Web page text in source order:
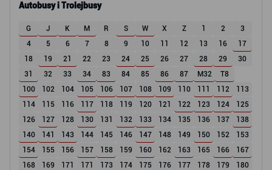
Autobusy i Trolejbusy
G J K M R S W X Z 1 2
3
4
5 6 7 8 9 10 11 12 13 16
17
18
19 21 22 23 24 25 26 27 28 29
30
31
32 33 34 83 84 85 86 87 M32
T8
100
102 104 105 106 107 108 109 110 111 112
113
114
115 116 117 118 119 120 121 122 123 124
125
126
127 128 130 131 132 133 134 135 136 137
138
140
141 143 144 145 146 147 148 149 150 152
153
154
155 156 157 158 159 160 162 163 165 166
167
168
169 171 171 173 174 175 176 177 178 179 180